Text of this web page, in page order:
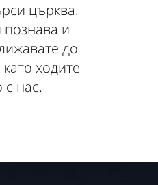
църква.
и
до
ходите
нас.